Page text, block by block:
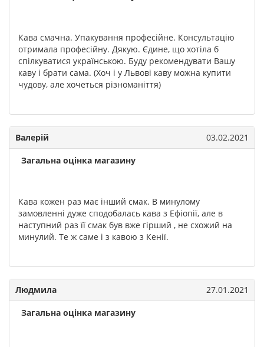
Кава смачна. Упакування професійне. Консультацію
отримала професійну. Дякую. Єдине, що хотіла б
спілкуватися українською. Буду рекомендувати Вашу
каву і брати сама. (Хоч і у Львові каву можна купити
чудову, але хочеться різноманіття)
Валерій 03.02.2021
Загальна оцінка магазину
Кава кожен раз має інший смак. В минулому
замовленні дуже сподобалась кава з Ефіопії, але в
наступний раз її смак був вже гірший , не схожий на
минулий. Те ж саме і з кавою з Кенії.
Людмила 27.01.2021
Загальна оцінка магазину